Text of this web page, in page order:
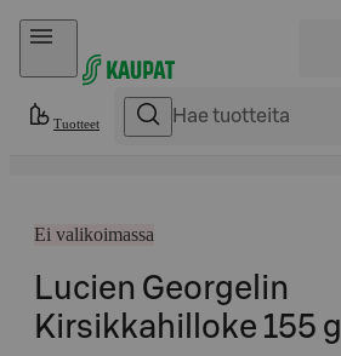
Hyppää sisältöön
Tuotteet
Ei valikoimassa
Lucien Georgelin
Kirsikkahilloke 155 g